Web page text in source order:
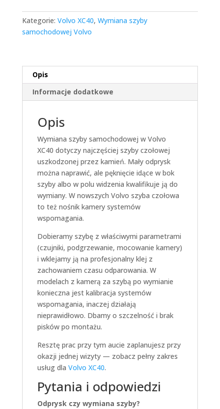
Kategorie: Volvo XC40, Wymiana szyby
samochodowej Volvo
Opis
Informacje dodatkowe
Opis
Wymiana szyby samochodowej w Volvo
XC40 dotyczy najczęściej szyby czołowej
uszkodzonej przez kamień. Mały odprysk
można naprawić, ale pęknięcie idące w bok
szyby albo w polu widzenia kwalifikuje ją do
wymiany. W nowszych Volvo szyba czołowa
to też nośnik kamery systemów
wspomagania.
Dobieramy szybę z właściwymi parametrami
(czujniki, podgrzewanie, mocowanie kamery)
i wklejamy ją na profesjonalny klej z
zachowaniem czasu odparowania. W
modelach z kamerą za szybą po wymianie
konieczna jest kalibracja systemów
wspomagania, inaczej działają
nieprawidłowo. Dbamy o szczelność i brak
pisków po montażu.
Resztę prac przy tym aucie zaplanujesz przy
okazji jednej wizyty — zobacz pełny zakres
usług dla Volvo XC40.
Pytania i odpowiedzi
Odprysk czy wymiana szyby?